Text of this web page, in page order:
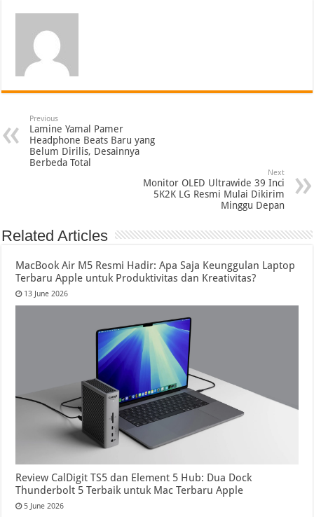
Previous
Lamine Yamal Pamer
Headphone Beats Baru yang
Belum Dirilis, Desainnya
Berbeda Total
Next
Monitor OLED Ultrawide 39 Inci
5K2K LG Resmi Mulai Dikirim
Minggu Depan
Related Articles
MacBook Air M5 Resmi Hadir: Apa Saja Keunggulan Laptop
Terbaru Apple untuk Produktivitas dan Kreativitas?
13 June 2026
Review CalDigit TS5 dan Element 5 Hub: Dua Dock
Thunderbolt 5 Terbaik untuk Mac Terbaru Apple
5 June 2026